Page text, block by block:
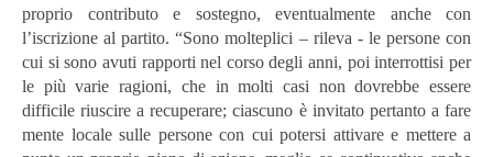
proprio contributo e sostegno, eventualmente anche con
l’iscrizione al partito. “Sono molteplici – rileva - le persone con
cui si sono avuti rapporti nel corso degli anni, poi interrottisi per
le più varie ragioni, che in molti casi non dovrebbe essere
difficile riuscire a recuperare; ciascuno è invitato pertanto a fare
mente locale sulle persone con cui potersi attivare e mettere a